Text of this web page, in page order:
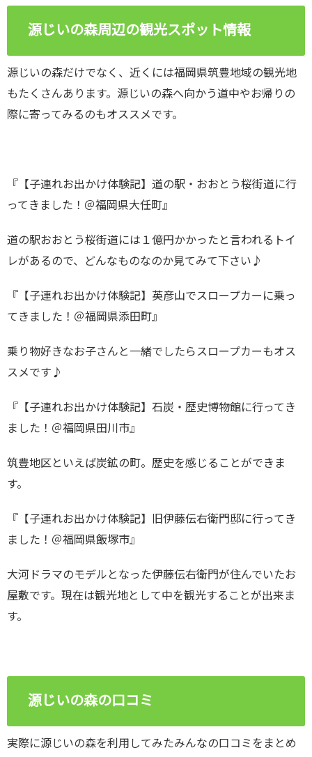
源じいの森周辺の観光スポット情報
源じいの森だけでなく、近くには福岡県筑豊地域の観光地
もたくさんあります。源じいの森へ向かう道中やお帰りの
際に寄ってみるのもオススメです。
『【子連れお出かけ体験記】道の駅・おおとう桜街道に行
ってきました！＠福岡県大任町』
道の駅おおとう桜街道には１億円かかったと言われるトイ
レがあるので、どんなものなのか見てみて下さい♪
『【子連れお出かけ体験記】英彦山でスロープカーに乗っ
てきました！＠福岡県添田町』
乗り物好きなお子さんと一緒でしたらスロープカーもオス
スメです♪
『【子連れお出かけ体験記】石炭・歴史博物館に行ってき
ました！＠福岡県田川市』
筑豊地区といえば炭鉱の町。歴史を感じることができま
す。
『【子連れお出かけ体験記】旧伊藤伝右衛門邸に行ってき
ました！＠福岡県飯塚市』
大河ドラマのモデルとなった伊藤伝右衛門が住んでいたお
屋敷です。現在は観光地として中を観光することが出来ま
す。
源じいの森の口コミ
実際に源じいの森を利用してみたみんなの口コミをまとめ